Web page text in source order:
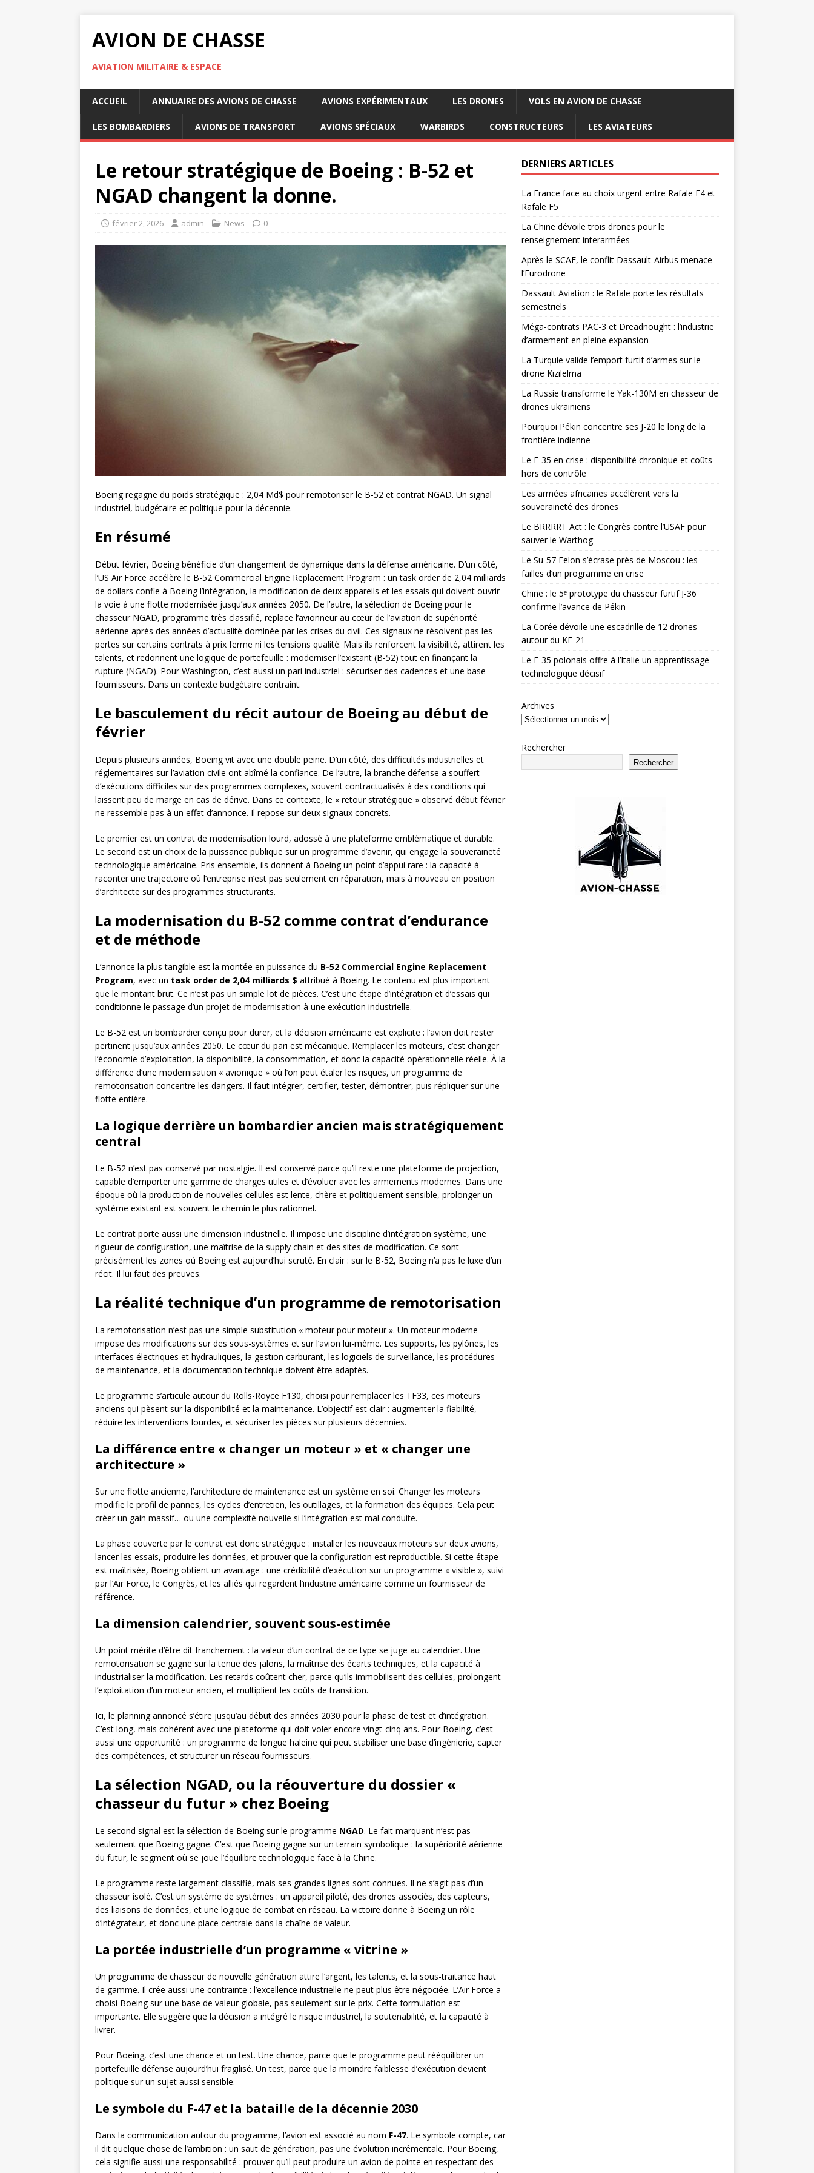
AVION DE CHASSE
AVIATION MILITAIRE & ESPACE
ACCUEIL ANNUAIRE DES AVIONS DE CHASSE AVIONS EXPÉRIMENTAUX LES DRONES VOLS EN AVION DE CHASSE
LES BOMBARDIERS AVIONS DE TRANSPORT AVIONS SPÉCIAUX WARBIRDS CONSTRUCTEURS LES AVIATEURS
Le retour stratégique de Boeing : B-52 et
NGAD changent la donne.
février 2, 2026 admin News 0
Boeing regagne du poids stratégique : 2,04 Md$ pour remotoriser le B-52 et contrat NGAD. Un signal
industriel, budgétaire et politique pour la décennie.
En résumé
Début février, Boeing bénéficie d’un changement de dynamique dans la défense américaine. D’un côté,
l’US Air Force accélère le B-52 Commercial Engine Replacement Program : un task order de 2,04 milliards
de dollars confie à Boeing l’intégration, la modification de deux appareils et les essais qui doivent ouvrir
la voie à une flotte modernisée jusqu’aux années 2050. De l’autre, la sélection de Boeing pour le
chasseur NGAD, programme très classifié, replace l’avionneur au cœur de l’aviation de supériorité
aérienne après des années d’actualité dominée par les crises du civil. Ces signaux ne résolvent pas les
pertes sur certains contrats à prix ferme ni les tensions qualité. Mais ils renforcent la visibilité, attirent les
talents, et redonnent une logique de portefeuille : moderniser l’existant (B-52) tout en finançant la
rupture (NGAD). Pour Washington, c’est aussi un pari industriel : sécuriser des cadences et une base
fournisseurs. Dans un contexte budgétaire contraint.
Le basculement du récit autour de Boeing au début de
février
Depuis plusieurs années, Boeing vit avec une double peine. D’un côté, des difficultés industrielles et
réglementaires sur l’aviation civile ont abîmé la confiance. De l’autre, la branche défense a souffert
d’exécutions difficiles sur des programmes complexes, souvent contractualisés à des conditions qui
laissent peu de marge en cas de dérive. Dans ce contexte, le « retour stratégique » observé début février
ne ressemble pas à un effet d’annonce. Il repose sur deux signaux concrets.
Le premier est un contrat de modernisation lourd, adossé à une plateforme emblématique et durable.
Le second est un choix de la puissance publique sur un programme d’avenir, qui engage la souveraineté
technologique américaine. Pris ensemble, ils donnent à Boeing un point d’appui rare : la capacité à
raconter une trajectoire où l’entreprise n’est pas seulement en réparation, mais à nouveau en position
d’architecte sur des programmes structurants.
La modernisation du B-52 comme contrat d’endurance
et de méthode
L’annonce la plus tangible est la montée en puissance du B-52 Commercial Engine Replacement
Program, avec un task order de 2,04 milliards $ attribué à Boeing. Le contenu est plus important
que le montant brut. Ce n’est pas un simple lot de pièces. C’est une étape d’intégration et d’essais qui
conditionne le passage d’un projet de modernisation à une exécution industrielle.
Le B-52 est un bombardier conçu pour durer, et la décision américaine est explicite : l’avion doit rester
pertinent jusqu’aux années 2050. Le cœur du pari est mécanique. Remplacer les moteurs, c’est changer
l’économie d’exploitation, la disponibilité, la consommation, et donc la capacité opérationnelle réelle. À la
différence d’une modernisation « avionique » où l’on peut étaler les risques, un programme de
remotorisation concentre les dangers. Il faut intégrer, certifier, tester, démontrer, puis répliquer sur une
flotte entière.
La logique derrière un bombardier ancien mais stratégiquement
central
Le B-52 n’est pas conservé par nostalgie. Il est conservé parce qu’il reste une plateforme de projection,
capable d’emporter une gamme de charges utiles et d’évoluer avec les armements modernes. Dans une
époque où la production de nouvelles cellules est lente, chère et politiquement sensible, prolonger un
système existant est souvent le chemin le plus rationnel.
Le contrat porte aussi une dimension industrielle. Il impose une discipline d’intégration système, une
rigueur de configuration, une maîtrise de la supply chain et des sites de modification. Ce sont
précisément les zones où Boeing est aujourd’hui scruté. En clair : sur le B-52, Boeing n’a pas le luxe d’un
récit. Il lui faut des preuves.
La réalité technique d’un programme de remotorisation
La remotorisation n’est pas une simple substitution « moteur pour moteur ». Un moteur moderne
impose des modifications sur des sous-systèmes et sur l’avion lui-même. Les supports, les pylônes, les
interfaces électriques et hydrauliques, la gestion carburant, les logiciels de surveillance, les procédures
de maintenance, et la documentation technique doivent être adaptés.
Le programme s’articule autour du Rolls-Royce F130, choisi pour remplacer les TF33, ces moteurs
anciens qui pèsent sur la disponibilité et la maintenance. L’objectif est clair : augmenter la fiabilité,
réduire les interventions lourdes, et sécuriser les pièces sur plusieurs décennies.
La différence entre « changer un moteur » et « changer une
architecture »
Sur une flotte ancienne, l’architecture de maintenance est un système en soi. Changer les moteurs
modifie le profil de pannes, les cycles d’entretien, les outillages, et la formation des équipes. Cela peut
créer un gain massif… ou une complexité nouvelle si l’intégration est mal conduite.
La phase couverte par le contrat est donc stratégique : installer les nouveaux moteurs sur deux avions,
lancer les essais, produire les données, et prouver que la configuration est reproductible. Si cette étape
est maîtrisée, Boeing obtient un avantage : une crédibilité d’exécution sur un programme « visible », suivi
par l’Air Force, le Congrès, et les alliés qui regardent l’industrie américaine comme un fournisseur de
référence.
La dimension calendrier, souvent sous-estimée
Un point mérite d’être dit franchement : la valeur d’un contrat de ce type se juge au calendrier. Une
remotorisation se gagne sur la tenue des jalons, la maîtrise des écarts techniques, et la capacité à
industrialiser la modification. Les retards coûtent cher, parce qu’ils immobilisent des cellules, prolongent
l’exploitation d’un moteur ancien, et multiplient les coûts de transition.
Ici, le planning annoncé s’étire jusqu’au début des années 2030 pour la phase de test et d’intégration.
C’est long, mais cohérent avec une plateforme qui doit voler encore vingt-cinq ans. Pour Boeing, c’est
aussi une opportunité : un programme de longue haleine qui peut stabiliser une base d’ingénierie, capter
des compétences, et structurer un réseau fournisseurs.
La sélection NGAD, ou la réouverture du dossier «
chasseur du futur » chez Boeing
Le second signal est la sélection de Boeing sur le programme NGAD. Le fait marquant n’est pas
seulement que Boeing gagne. C’est que Boeing gagne sur un terrain symbolique : la supériorité aérienne
du futur, le segment où se joue l’équilibre technologique face à la Chine.
Le programme reste largement classifié, mais ses grandes lignes sont connues. Il ne s’agit pas d’un
chasseur isolé. C’est un système de systèmes : un appareil piloté, des drones associés, des capteurs,
des liaisons de données, et une logique de combat en réseau. La victoire donne à Boeing un rôle
d’intégrateur, et donc une place centrale dans la chaîne de valeur.
La portée industrielle d’un programme « vitrine »
Un programme de chasseur de nouvelle génération attire l’argent, les talents, et la sous-traitance haut
de gamme. Il crée aussi une contrainte : l’excellence industrielle ne peut plus être négociée. L’Air Force a
choisi Boeing sur une base de valeur globale, pas seulement sur le prix. Cette formulation est
importante. Elle suggère que la décision a intégré le risque industriel, la soutenabilité, et la capacité à
livrer.
Pour Boeing, c’est une chance et un test. Une chance, parce que le programme peut rééquilibrer un
portefeuille défense aujourd’hui fragilisé. Un test, parce que la moindre faiblesse d’exécution devient
politique sur un sujet aussi sensible.
Le symbole du F-47 et la bataille de la décennie 2030
Dans la communication autour du programme, l’avion est associé au nom F-47. Le symbole compte, car
il dit quelque chose de l’ambition : un saut de génération, pas une évolution incrémentale. Pour Boeing,
cela signifie aussi une responsabilité : prouver qu’il peut produire un avion de pointe en respectant des
DERNIERS ARTICLES
La France face au choix urgent entre Rafale F4 et
Rafale F5
La Chine dévoile trois drones pour le
renseignement interarmées
Après le SCAF, le conflit Dassault-Airbus menace
l’Eurodrone
Dassault Aviation : le Rafale porte les résultats
semestriels
Méga-contrats PAC-3 et Dreadnought : l’industrie
d’armement en pleine expansion
La Turquie valide l’emport furtif d’armes sur le
drone Kızılelma
La Russie transforme le Yak-130M en chasseur de
drones ukrainiens
Pourquoi Pékin concentre ses J-20 le long de la
frontière indienne
Le F-35 en crise : disponibilité chronique et coûts
hors de contrôle
Les armées africaines accélèrent vers la
souveraineté des drones
Le BRRRRT Act : le Congrès contre l’USAF pour
sauver le Warthog
Le Su-57 Felon s’écrase près de Moscou : les
failles d’un programme en crise
Chine : le 5ᵉ prototype du chasseur furtif J-36
confirme l’avance de Pékin
La Corée dévoile une escadrille de 12 drones
autour du KF-21
Le F-35 polonais offre à l’Italie un apprentissage
technologique décisif
Archives
Rechercher
Rechercher